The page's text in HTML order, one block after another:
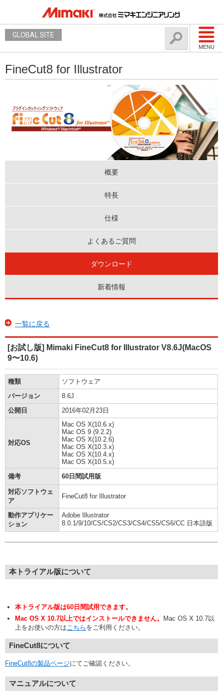
MENU
GLOBAL SITE
FineCut8 for Illustrator
概要
特長
仕様
よくあるご質問
ダウンロード
新着情報
一覧に戻る
[お試し版] Mimaki FineCut8 for Illustrator V8.6J(MacOS
9〜10.6)
種類
ソフトウェア
バージョン
8.6J
公開日
2016年02月23日
対応OS
Mac OS X(10.6.x)
Mac OS 9 (9.2.2)
Mac OS X(10.2.6)
Mac OS X(10.3.x)
Mac OS X(10.4.x)
Mac OS X(10.5.x)
備考
60日間試用版
対応ソフトウェ
ア
FineCut8 for Illustrator
動作アプリケー
ション
Adobe Illustrator
8.0.1/9/10/CS/CS2/CS3/CS4/CS5/CS6/CC 日本語版
本トライアル版について
本トライアル版は60日間試用できます。
Mac OS X 10.7以上ではインストールできません。
Mac OS X 10.7以
上をお使いの方はこちら をご利用ください。
FineCut8について
FineCut8の製品ページにてご確認ください。
マニュアルについて